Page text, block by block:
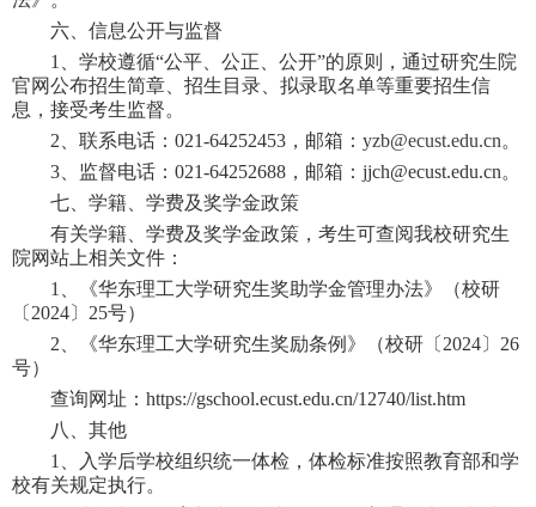
六、信息公开与监督
1
、学校遵循“公平、公正、公开”的原则，通过研究生院
官网公布招生简章、招生目录、拟录取名单等重要招生信
息，接受考生监督。
2
联系电话： 021-64252453 ，邮箱： yzb@ecust.edu.cn。
3 、监督电话： 021-64252688 ，邮箱： jjch@ecust.edu.cn。
七、学籍、学费及奖学金政策
有关学籍、学费及奖学金政策，考生可查阅我校研究生
院网站上相关文件：
1
、《华东理工大学研究生奖助学金管理办法》（校研
〔 2024〕 25号）
2 、《华东理工大学研究生奖励条例 》（校研〔 2024〕 26
号）
查询网址： https://gschool.ecust.edu.cn/12740/list.htm
八、其他
1
入学后学校组织统一体检，体检标准按照教育部和学
校有关规定执行。